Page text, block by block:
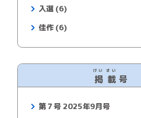
入選 (6)
佳作 (6)
掲
けい
載
さい
号
第７号 2025年9月号